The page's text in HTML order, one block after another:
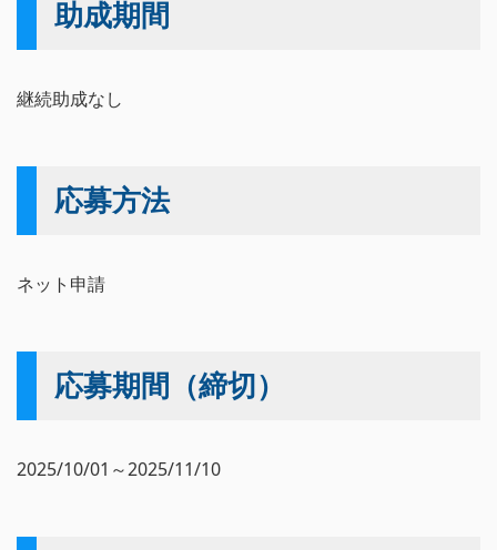
助成期間
継続助成なし
応募方法
ネット申請
応募期間（締切）
2025/10/01～2025/11/10